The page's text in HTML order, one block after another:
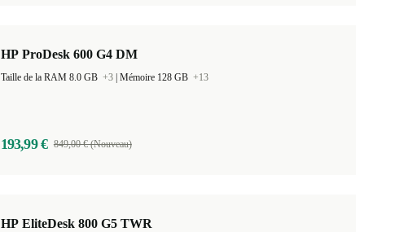
HP ProDesk 600 G4 DM
Taille de la RAM 8.0 GB +3 Mémoire 128 GB +13
193,99 € 849,00 € (Nouveau)
HP EliteDesk 800 G5 TWR